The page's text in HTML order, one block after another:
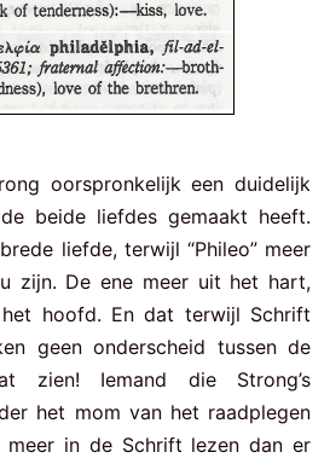
oorspronkelijk een duidelijk
beide liefdes gemaakt heeft.
liefde, terwijl “Phileo” meer
zijn. De ene meer uit het hart,
hoofd. En dat terwijl Schrift
geen onderscheid tussen de
zien! Iemand die Strong’s
het mom van het raadplegen
meer in de Schrift lezen dan er